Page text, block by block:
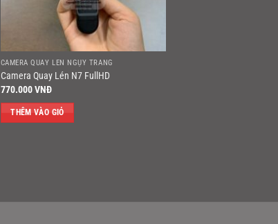
CAMERA QUAY LÉN NGỤY TRANG
Camera Quay Lén N7 FullHD
770.000VNĐ
THÊM VÀO GIỎ